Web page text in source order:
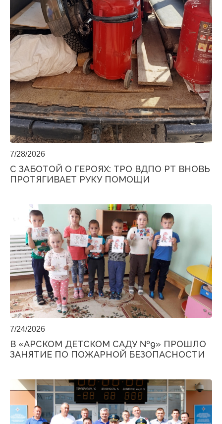
7/28/2026
С ЗАБОТОЙ О ГЕРОЯХ: ТРО ВДПО РТ ВНОВЬ
ПРОТЯГИВАЕТ РУКУ ПОМОЩИ
7/24/2026
В «АРСКОМ ДЕТСКОМ САДУ №9» ПРОШЛО
ЗАНЯТИЕ ПО ПОЖАРНОЙ БЕЗОПАСНОСТИ